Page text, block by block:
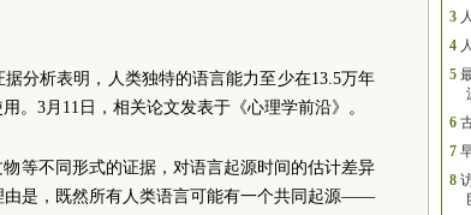
分析表明，人类独特的语言能力至少在13.5万年
。3月11日，相关论文发表于《心理学前沿》。
等不同形式的证据，对语言起源时间的估计差异
由是，既然所有人类语言可能有一个共同起源——
3
4
5
6
7
8